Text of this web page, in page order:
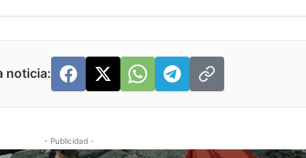
noticia:
- Publicidad -